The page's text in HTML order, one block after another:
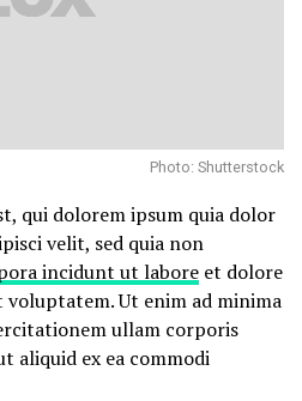
Photo: Shutterstock
qui dolorem ipsum quia dolor
velit, sed quia non
incidunt ut labore et dolore
voluptatem. Ut enim ad minima
ullam corporis
aliquid ex ea commodi